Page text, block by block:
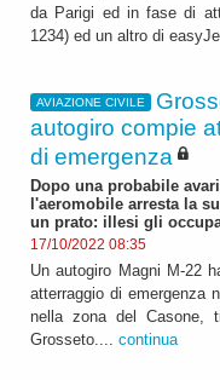
da Parigi ed in fase di
1234) ed un altro di
AVIAZIONE CIVILE
autogiro compie
di emergenza
Dopo una probabile
l'aeromobile arresta la
un prato: illesi gli
17/10/2022 08:35
Un autogiro Magni M-22
atterraggio di emergenza
nella zona del Casone,
Grosseto.... continua